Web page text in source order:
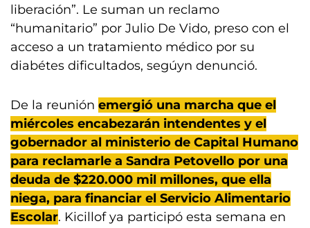
liberación”. Le suman un reclamo
“humanitario” por Julio De Vido, preso con el
acceso a un tratamiento médico por su
diabétes dificultados, segúyn denunció.
De la reunión emergió una marcha que el
miércoles encabezarán intendentes y el
gobernador al ministerio de Capital Humano
para reclamarle a Sandra Petovello por una
deuda de $220.000 mil millones, que ella
niega, para financiar el Servicio Alimentario
Escolar. Kicillof ya participó esta semana en